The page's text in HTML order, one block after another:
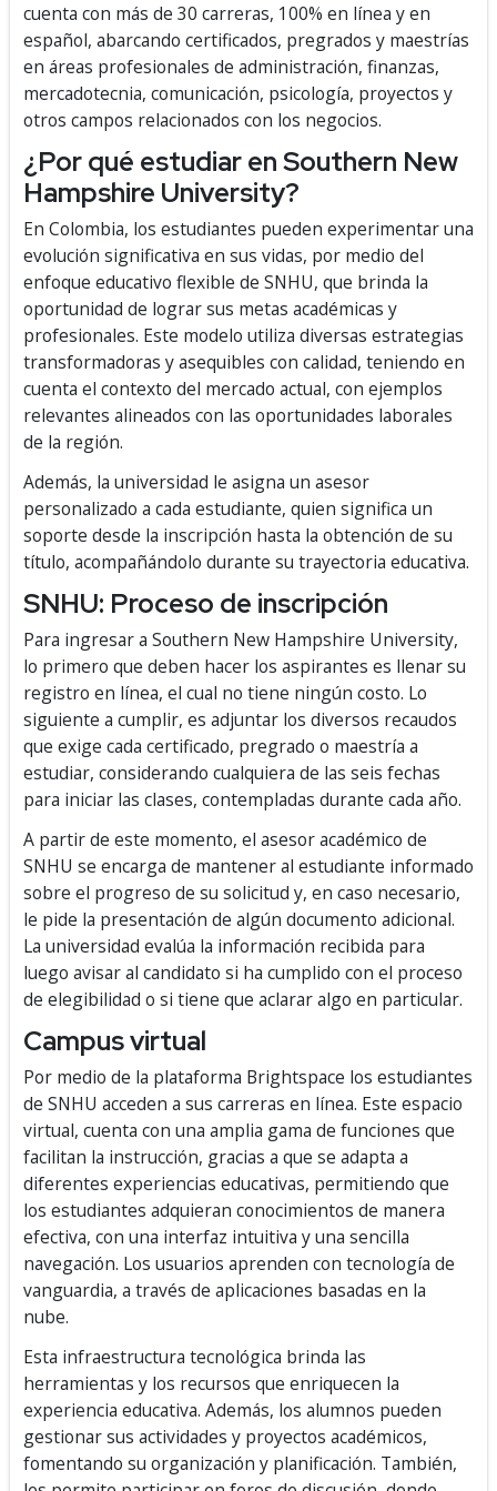
cuenta con más de 30 carreras, 100% en línea y en
español, abarcando certificados, pregrados y maestrías
en áreas profesionales de administración, finanzas,
mercadotecnia, comunicación, psicología, proyectos y
otros campos relacionados con los negocios.
¿Por qué estudiar en Southern New
Hampshire University?
En Colombia, los estudiantes pueden experimentar una
evolución significativa en sus vidas, por medio del
enfoque educativo flexible de SNHU, que brinda la
oportunidad de lograr sus metas académicas y
profesionales. Este modelo utiliza diversas estrategias
transformadoras y asequibles con calidad, teniendo en
cuenta el contexto del mercado actual, con ejemplos
relevantes alineados con las oportunidades laborales
de la región.
Además, la universidad le asigna un asesor
personalizado a cada estudiante, quien significa un
soporte desde la inscripción hasta la obtención de su
título, acompañándolo durante su trayectoria educativa.
SNHU: Proceso de inscripción
Para ingresar a Southern New Hampshire University,
lo primero que deben hacer los aspirantes es llenar su
registro en línea, el cual no tiene ningún costo. Lo
siguiente a cumplir, es adjuntar los diversos recaudos
que exige cada certificado, pregrado o maestría a
estudiar, considerando cualquiera de las seis fechas
para iniciar las clases, contempladas durante cada año.
A partir de este momento, el asesor académico de
SNHU se encarga de mantener al estudiante informado
sobre el progreso de su solicitud y, en caso necesario,
le pide la presentación de algún documento adicional.
La universidad evalúa la información recibida para
luego avisar al candidato si ha cumplido con el proceso
de elegibilidad o si tiene que aclarar algo en particular.
Campus virtual
Por medio de la plataforma Brightspace los estudiantes
de SNHU acceden a sus carreras en línea. Este espacio
virtual, cuenta con una amplia gama de funciones que
facilitan la instrucción, gracias a que se adapta a
diferentes experiencias educativas, permitiendo que
los estudiantes adquieran conocimientos de manera
efectiva, con una interfaz intuitiva y una sencilla
navegación. Los usuarios aprenden con tecnología de
vanguardia, a través de aplicaciones basadas en la
nube.
Esta infraestructura tecnológica brinda las
herramientas y los recursos que enriquecen la
experiencia educativa. Además, los alumnos pueden
gestionar sus actividades y proyectos académicos,
fomentando su organización y planificación. También,